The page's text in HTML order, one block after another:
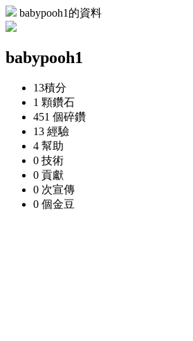
babypooh1的資料
babypooh1
13積分
1 顆鑽石
451 個碎鑽
13 經驗
4 幫助
0 技術
0 貢獻
0 次宣傳
0 個金豆